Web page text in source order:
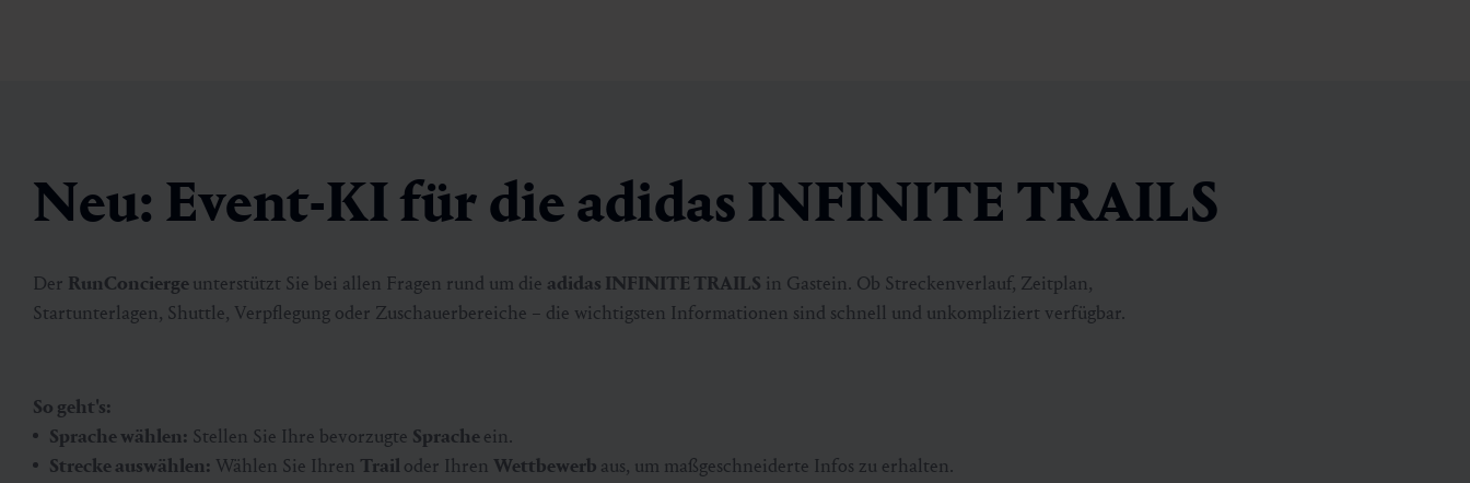
Neu: Event-KI für die adidas INFINITE TRAILS
Der RunConciergeunterstützt Sie bei allen Fragen rund um die adidas INFINITE TRAILS in Gastein. Ob Streckenverlauf, Zeitplan,
Startunterlagen, Shuttle, Verpflegung oder Zuschauerbereiche – die wichtigsten Informationen sind schnell und unkompliziert verfügbar.
So geht's:
Sprache wählen: Stellen Sie Ihre bevorzugte Spracheein.
Strecke auswählen: Wählen Sie Ihren Trail oder Ihren Wettbewerb aus, um maßgeschneiderte Infos zu erhalten.